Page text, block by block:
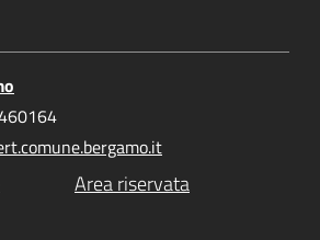
Area riservata